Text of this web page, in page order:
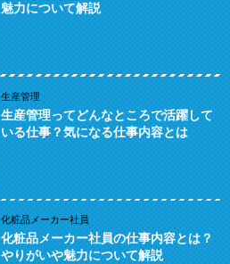
魅力について解説
生産管理
生産管理ってどんなところで活躍して
いる仕事？気になる仕事内容とは
化粧品メーカー社員
化粧品メーカー社員の仕事内容とは？
やりがいや魅力について解説